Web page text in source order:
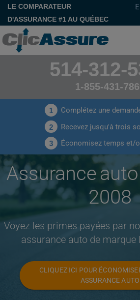
LE COMPARATEUR
D'ASSURANCE #1 AU QUÉBEC
514-312-
1-855-431-
1 Complétez une
2 Recevez jusqu'à trois
3 Économisez temps et/
Assurance
2008
Voyez les primes payées par
assurance auto de marque
CLIQUEZ ICI POUR
ASSURANCE AUTO